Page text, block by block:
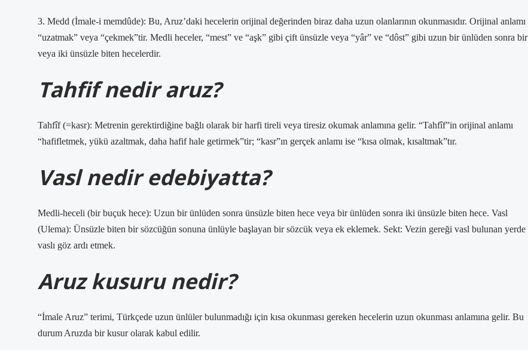
3. Medd (İmale-i memdûde): Bu, Aruz’daki hecelerin orijinal değerinden biraz daha uzun olanlarının okunmasıdır. Orijinal anlamı
“uzatmak” veya “çekmek”tir. Medli heceler, “mest” ve “aşk” gibi çift ünsüzle veya “yâr” ve “dôst” gibi uzun bir ünlüden sonra bir
veya iki ünsüzle biten hecelerdir.
Tahfif nedir aruz?
Tahfîf (=kasr): Metrenin gerektirdiğine bağlı olarak bir harfi tireli veya tiresiz okumak anlamına gelir. “Tahfîf”in orijinal anlamı
“hafifletmek, yükü azaltmak, daha hafif hale getirmek”tir; “kasr”ın gerçek anlamı ise “kısa olmak, kısaltmak”tır.
Vasl nedir edebiyatta?
Medli-heceli (bir buçuk hece): Uzun bir ünlüden sonra ünsüzle biten hece veya bir ünlüden sonra iki ünsüzle biten hece. Vasl
(Ulema): Ünsüzle biten bir sözcüğün sonuna ünlüyle başlayan bir sözcük veya ek eklemek. Sekt: Vezin gereği vasl bulunan yerde
vaslı göz ardı etmek.
Aruz kusuru nedir?
“İmale Aruz” terimi, Türkçede uzun ünlüler bulunmadığı için kısa okunması gereken hecelerin uzun okunması anlamına gelir. Bu
durum Aruzda bir kusur olarak kabul edilir.